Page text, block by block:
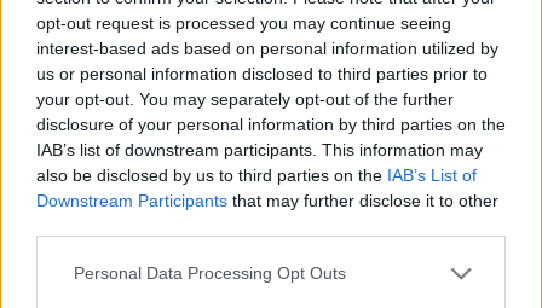
opt-out request is processed you may continue seeing
interest-based ads based on personal information utilized by
us or personal information disclosed to third parties prior to
your opt-out. You may separately opt-out of the further
disclosure of your personal information by third parties on the
IAB’s list of downstream participants. This information may
also be disclosed by us to third parties on the IAB’s List of
Downstream Participants that may further disclose it to other
Personal Data Processing Opt Outs
Ágoston
Novák Zsombor
A kongresszus előadásai többször utaltak
Stratégiai Párbeszéd jelentésre, amely
szeptember első napjaiban látott napvilágot
és amely az EU mezőgazdaságának jövőjéről